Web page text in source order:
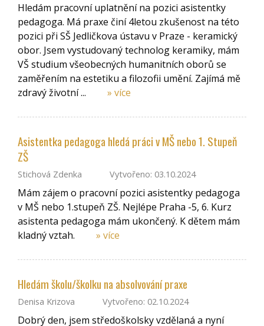
Hledám pracovní uplatnění na pozici asistentky
pedagoga. Má praxe činí 4letou zkušenost na této
pozici při SŠ Jedličkova ústavu v Praze - keramický
obor. Jsem vystudovaný technolog keramiky, mám
VŠ studium všeobecných humanitních oborů se
zaměřením na estetiku a filozofii umění. Zajímá mě
zdravý životní ...
» více
Asistentka pedagoga hledá práci v MŠ nebo 1. Stupeň
ZŠ
Stichová Zdenka Vytvořeno: 03.10.2024
Mám zájem o pracovní pozici asistentky pedagoga
v MŠ nebo 1.stupeň ZŠ. Nejlépe Praha -5, 6. Kurz
asistenta pedagoga mám ukončený. K dětem mám
kladný vztah.
» více
Hledám školu/školku na absolvování praxe
Denisa Krizova Vytvořeno: 02.10.2024
Dobrý den, jsem středoškolsky vzdělaná a nyní